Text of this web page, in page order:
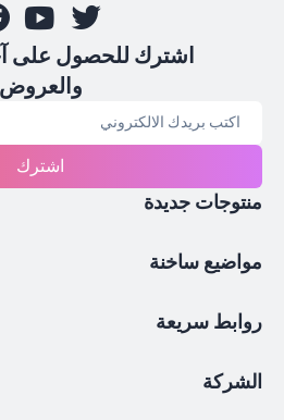
اشترك للحصول على
والعروض
اشترك
منتوجات جديدة
مواضيع ساخنة
روابط سريعة
الشركة